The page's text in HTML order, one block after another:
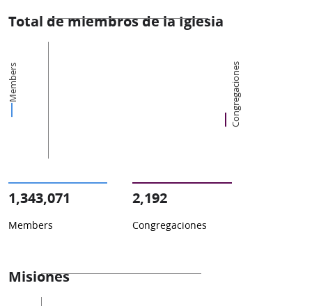
Total de miembros de la Iglesia
Members Congregaciones
1,343,071
Members
2,192
Congregaciones
Misiones